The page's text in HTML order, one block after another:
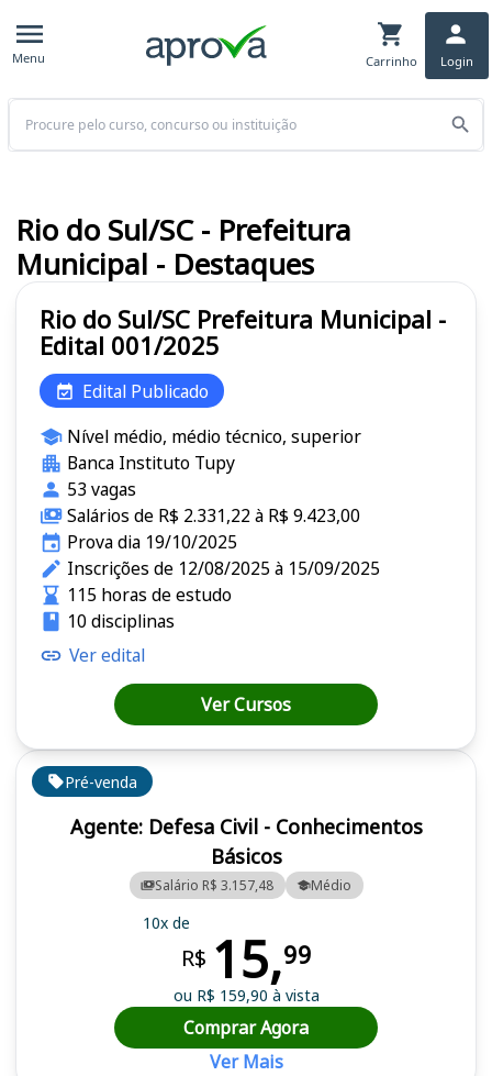
Menu Carrinho Login
Buscar
Pré-venda
Agente: Defesa Civil - Conhecimentos
Básicos
Salário R$ 3.157,48 Médio
10x de
R$ 15,99
ou R$ 159,90 à vista
Comprar Agora
Ver Mais
Rio do Sul/SC Prefeitura Municipal -
Edital 001/2025
Edital Publicado
Nível médio, médio técnico, superior
Banca Instituto Tupy
53 vagas
Salários de R$ 2.331,22 à R$ 9.423,00
Prova dia 19/10/2025
Inscrições de 12/08/2025 à 15/09/2025
115 horas de estudo
10 disciplinas
Ver edital
Ver Cursos
Rio do Sul/SC - Prefeitura
Municipal - Destaques